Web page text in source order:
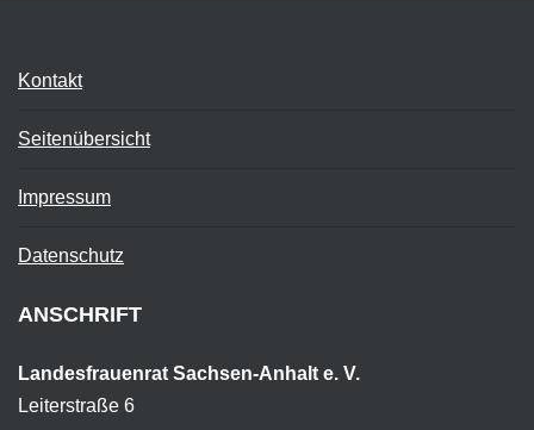
Kontakt
Seitenübersicht
Impressum
Datenschutz
ANSCHRIFT
Landesfrauenrat Sachsen-Anhalt e. V.
Leiterstraße 6